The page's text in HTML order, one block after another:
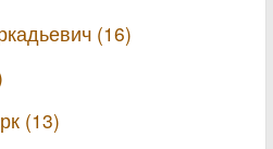
(16)
(13)